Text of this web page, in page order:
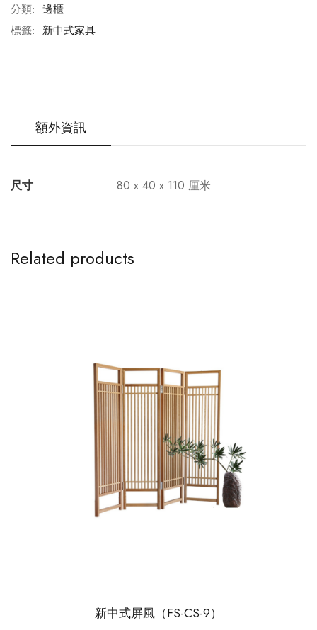
分類: 邊櫃
標籤: 新中式家具
額外資訊
尺寸 80 x 40 x 110 厘米
Related products
新中式屏風（FS-CS-9）